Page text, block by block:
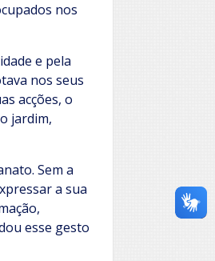
nos
e pela
nos seus
acções, o
jardim,
Sem a
a sua
esse gesto